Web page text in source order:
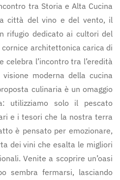
tra Storia e Alta Cucina
città del vino e del vento, il
rifugio dedicato ai cultori del
architettonica carica di
l’incontro tra l’eredità
moderna della cucina
culinaria è un omaggio
utilizziamo solo il pescato
e i tesori che la nostra terra
è pensato per emozionare,
dei vini che esalta le migliori
Venite a scoprire un’oasi
sembra fermarsi, lasciando